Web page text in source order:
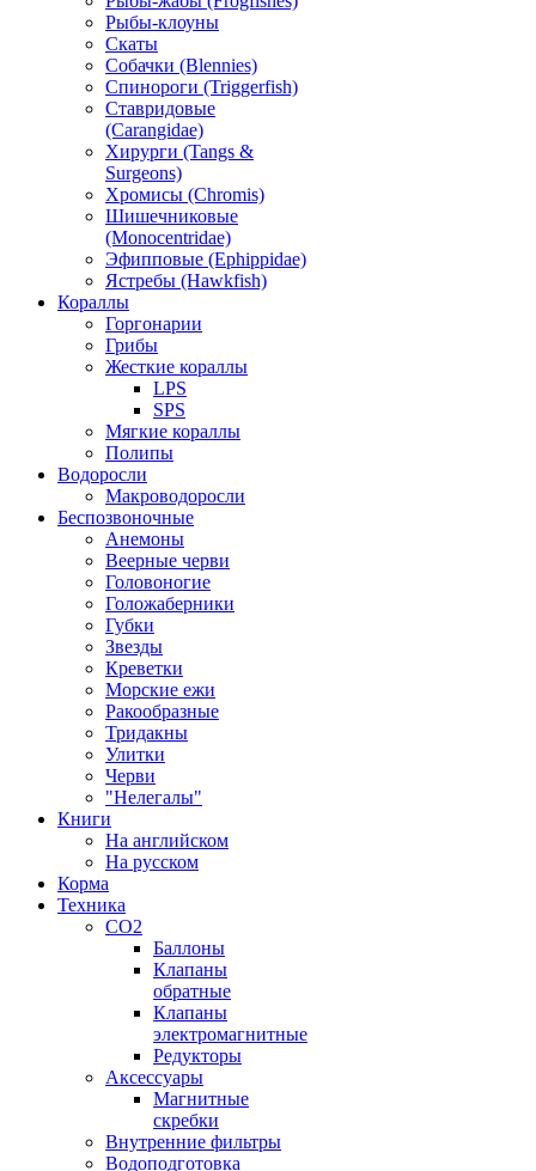
Рыбы-клоуны
Скаты
Собачки (Blennies)
Спинороги (Triggerfish)
Ставридовые
(Carangidae)
Хирурги (Tangs &
Surgeons)
Хромисы (Chromis)
Шишечниковые
(Monocentridae)
Эфипповые (Ephippidae)
Ястребы (Hawkfish)
Кораллы
Горгонарии
Грибы
Жесткие кораллы
LPS
SPS
Мягкие кораллы
Полипы
Водоросли
Макроводоросли
Беспозвоночные
Анемоны
Веерные черви
Головоногие
Голожаберники
Губки
Звезды
Креветки
Морские ежи
Ракообразные
Тридакны
Улитки
Черви
"Нелегалы"
Книги
На английском
На русском
Корма
Техника
CO2
Баллоны
Клапаны
обратные
Клапаны
электромагнитные
Редукторы
Аксессуары
Магнитные
скребки
Внутренние фильтры
Водоподготовка